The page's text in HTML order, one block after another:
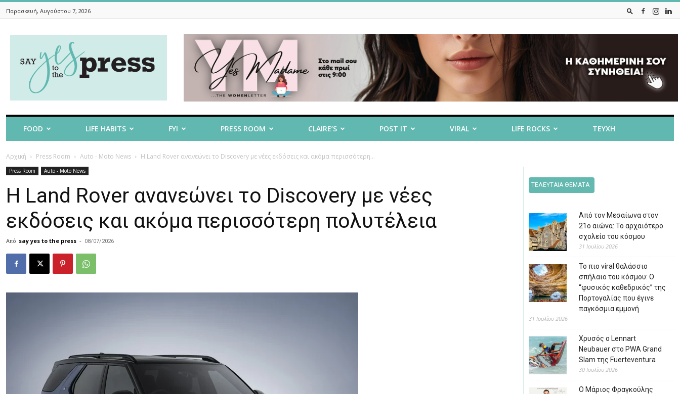
Παρασκευή, Αυγούστου 7, 2026
To
The
FOOD LIFE HABITS FYI PRESS ROOM CLAIRE’S POST IT VIRAL LIFE ROCKS ΤΕΥΧΗ
Αρχική Press Room Auto - Moto News Η Land Rover ανανεώνει το Discovery με νέες εκδόσεις και ακόμα περισσότερη...
Press Room Auto - Moto News
Η Land Rover ανανεώνει το Discovery με νέες
εκδόσεις και ακόμα περισσότερη πολυτέλεια
Από say yes to the press - 08/07/2026
ΤΕΛΕΥΤΑΙΑ ΘΕΜΑΤΑ
Από τον Μεσαίωνα στον
21ο αιώνα: Το αρχαιότερο
σχολείο του κόσμου
31 Ιουλίου 2026
Το πιο viral θαλάσσιο
σπήλαιο του κόσμου: Ο
“φυσικός καθεδρικός” της
Πορτογαλίας που έγινε
παγκόσμια εμμονή
31 Ιουλίου 2026
Χρυσός ο Lennart
Neubauer στο PWA Grand
Slam της Fuerteventura
30 Ιουλίου 2026
Ο Μάριος Φραγκούλης